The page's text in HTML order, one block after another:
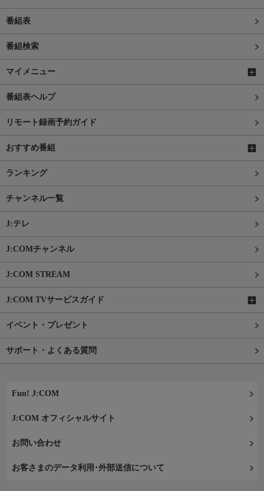
番組表
番組検索
マイメニュー
番組表ヘルプ
リモート録画予約ガイド
おすすめ番組
ランキング
チャンネル一覧
J:テレ
J:COMチャンネル
J:COM STREAM
J:COM TVサービスガイド
イベント・プレゼント
サポート・よくある質問
Fun! J:COM
J:COM オフィシャルサイト
お問い合わせ
お客さまのデータ利用･外部送信について